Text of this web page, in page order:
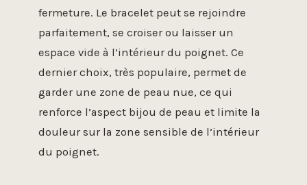
fermeture. Le bracelet peut se rejoindre
parfaitement, se croiser ou laisser un
espace vide à l’intérieur du poignet. Ce
dernier choix, très populaire, permet de
garder une zone de peau nue, ce qui
renforce l’aspect bijou de peau et limite la
douleur sur la zone sensible de l’intérieur
du poignet.